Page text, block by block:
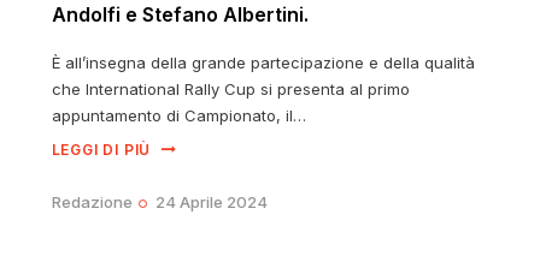
Andolfi e Stefano Albertini.
È all’insegna della grande partecipazione e della qualità
che International Rally Cup si presenta al primo
appuntamento di Campionato, il…
LEGGI DI PIÙ
Redazione 24 Aprile 2024